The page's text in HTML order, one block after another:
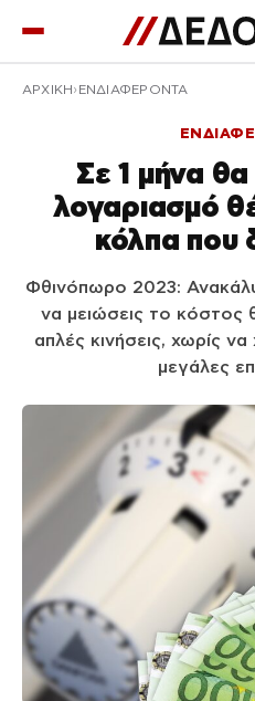
ΑΡΧΙΚΉ ΕΝΔΙΑΦΕΡΟΝΤΑ
Σε 1 μήνα θα
λογαριασμό
κόλπα που
Φθινόπωρο 2023:
να μειώσεις το κόστος
απλές κινήσεις, χωρίς να
μεγάλες